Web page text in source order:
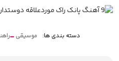
دسته بندی ها: موسیقی